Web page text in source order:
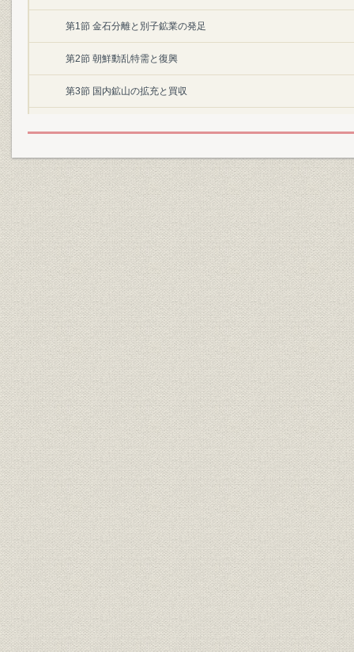
第1節 金石分離と別子鉱業の発足
第2節 朝鮮動乱特需と復興
第3節 国内鉱山の拡充と買収
第5節 研究開発と新規事業への進出
第6節 人事・労働諸制度の整備と統一
第2章 貿易自由化の試練(1959~1963年)
第1節 貿易自由化と経営政策の転換
第2節 国内鉱山の鉱況悪化と海外鉱山の開発
第3節 銅、ニッケルのコスト削減
第4節 新規事業への進出
第5節 本社の組織改編と新規事業の経営管理
第3章 縮小均衡体制からの再建と経営基盤の強化(1963~1970年)
第1節 経営再建と発展への基礎固め
第2節 国内鉱山操業継続のための努力と技術開発
第3節 金属部門の対応
第4節 材料部門の対応
第5節 新規事業への進出
第6節 研究開発体制の強化
第7節 管理間接部門の対応